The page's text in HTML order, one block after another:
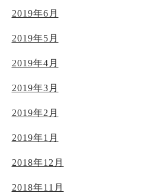
2019年6月
2019年5月
2019年4月
2019年3月
2019年2月
2019年1月
2018年12月
2018年11月